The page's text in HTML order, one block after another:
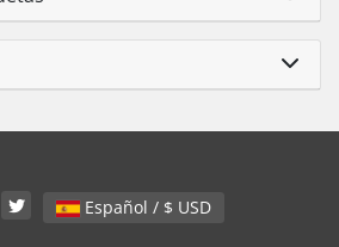
Español / $ USD